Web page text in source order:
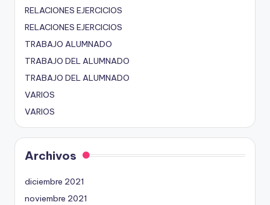
RELACIONES EJERCICIOS
RELACIONES EJERCICIOS
TRABAJO ALUMNADO
TRABAJO DEL ALUMNADO
TRABAJO DEL ALUMNADO
VARIOS
VARIOS
Archivos
diciembre 2021
noviembre 2021